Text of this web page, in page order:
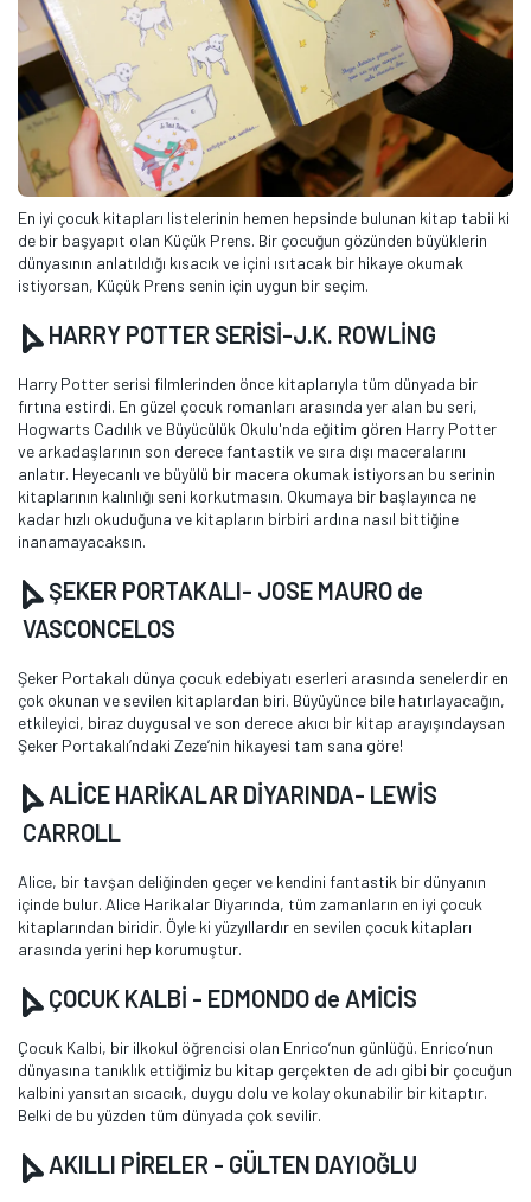
En iyi çocuk kitapları listelerinin hemen hepsinde bulunan kitap tabii ki
de bir başyapıt olan Küçük Prens. Bir çocuğun gözünden büyüklerin
dünyasının anlatıldığı kısacık ve içini ısıtacak bir hikaye okumak
istiyorsan, Küçük Prens senin için uygun bir seçim.
HARRY POTTER SERİSİ-J.K. ROWLİNG
Harry Potter serisi filmlerinden önce kitaplarıyla tüm dünyada bir
fırtına estirdi. En güzel çocuk romanları arasında yer alan bu seri,
Hogwarts Cadılık ve Büyücülük Okulu'nda eğitim gören Harry Potter
ve arkadaşlarının son derece fantastik ve sıra dışı maceralarını
anlatır. Heyecanlı ve büyülü bir macera okumak istiyorsan bu serinin
kitaplarının kalınlığı seni korkutmasın. Okumaya bir başlayınca ne
kadar hızlı okuduğuna ve kitapların birbiri ardına nasıl bittiğine
inanamayacaksın.
ŞEKER PORTAKALI- JOSE MAURO de
VASCONCELOS
Şeker Portakalı dünya çocuk edebiyatı eserleri arasında senelerdir en
çok okunan ve sevilen kitaplardan biri. Büyüyünce bile hatırlayacağın,
etkileyici, biraz duygusal ve son derece akıcı bir kitap arayışındaysan
Şeker Portakalı’ndaki Zeze’nin hikayesi tam sana göre!
ALİCE HARİKALAR DİYARINDA- LEWİS
CARROLL
Alice, bir tavşan deliğinden geçer ve kendini fantastik bir dünyanın
içinde bulur. Alice Harikalar Diyarında, tüm zamanların en iyi çocuk
kitaplarından biridir. Öyle ki yüzyıllardır en sevilen çocuk kitapları
arasında yerini hep korumuştur.
ÇOCUK KALBİ - EDMONDO de AMİCİS
Çocuk Kalbi, bir ilkokul öğrencisi olan Enrico’nun günlüğü. Enrico’nun
dünyasına tanıklık ettiğimiz bu kitap gerçekten de adı gibi bir çocuğun
kalbini yansıtan sıcacık, duygu dolu ve kolay okunabilir bir kitaptır.
Belki de bu yüzden tüm dünyada çok sevilir.
AKILLI PİRELER - GÜLTEN DAYIOĞLU